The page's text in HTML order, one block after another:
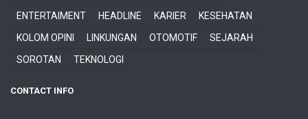
ENTERTAIMENT
HEADLINE KARIER
KESEHATAN
KOLOM OPINI
LINKUNGAN OTOMOTIF
SEJARAH
SOROTAN
TEKNOLOGI
CONTACT INFO